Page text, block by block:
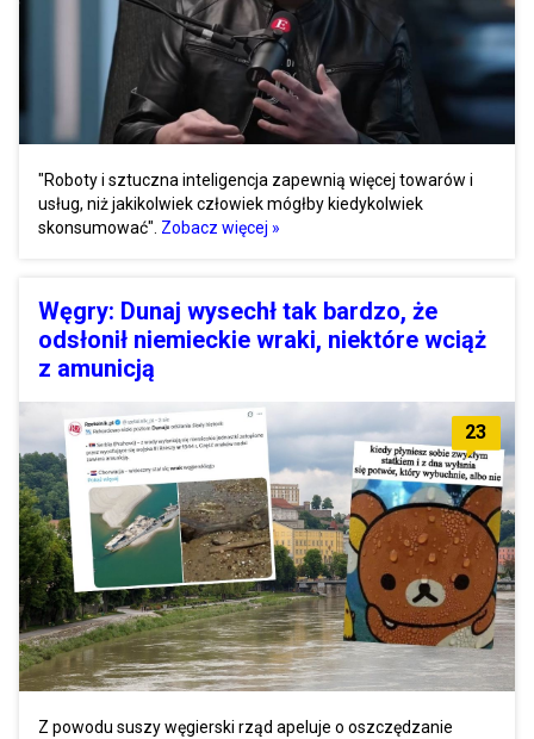
"Roboty i sztuczna inteligencja zapewnią więcej towarów i
usług, niż jakikolwiek człowiek mógłby kiedykolwiek
skonsumować". Zobacz więcej »
Węgry: Dunaj wysechł tak bardzo, że
odsłonił niemieckie wraki, niektóre wciąż
z amunicją
23
Z powodu suszy węgierski rząd apeluje o oszczędzanie